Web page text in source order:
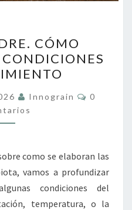
MADRE.
CÓMO
INFLUYEN
LAS
CONDICIONES
DE
CÓMO
Innograin
0
como se elaboran las
vamos a profundizar
condiciones del
temperatura, o la